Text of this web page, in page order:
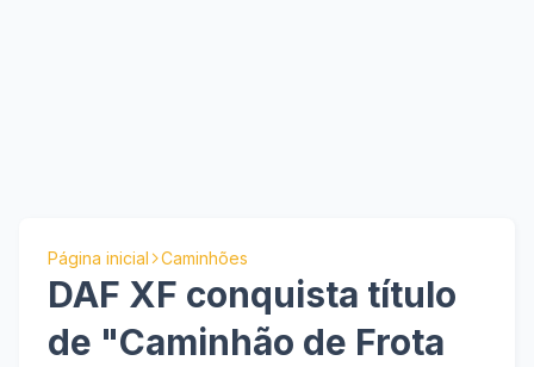
Página inicial Caminhões
DAF XF conquista título
de "Caminhão de Frota